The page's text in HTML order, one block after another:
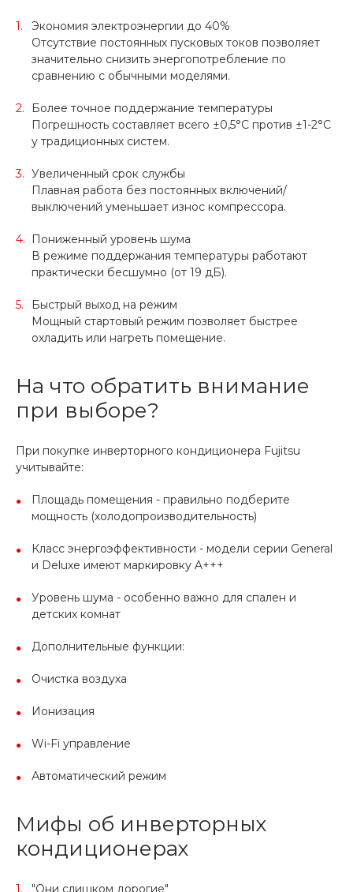
Экономия электроэнергии до 40%
Отсутствие постоянных пусковых токов позволяет
значительно снизить энергопотребление по
сравнению с обычными моделями.
Более точное поддержание температуры
Погрешность составляет всего ±0,5°C против ±1-2°C
у традиционных систем.
Увеличенный срок службы
Плавная работа без постоянных включений/
выключений уменьшает износ компрессора.
Пониженный уровень шума
В режиме поддержания температуры работают
практически бесшумно (от 19 дБ).
Быстрый выход на режим
Мощный стартовый режим позволяет быстрее
охладить или нагреть помещение.
На что обратить внимание
при выборе?
При покупке инверторного кондиционера Fujitsu
учитывайте:
Площадь помещения - правильно подберите
мощность (холодопроизводительность)
Класс энергоэффективности - модели серии General
и Deluxe имеют маркировку A+++
Уровень шума - особенно важно для спален и
детских комнат
Дополнительные функции:
Очистка воздуха
Ионизация
Wi-Fi управление
Автоматический режим
Мифы об инверторных
кондиционерах
"Они слишком дорогие"